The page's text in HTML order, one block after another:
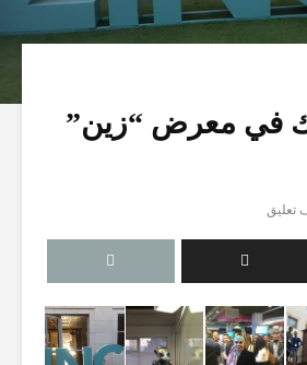
في معرض “زين”
تعليق